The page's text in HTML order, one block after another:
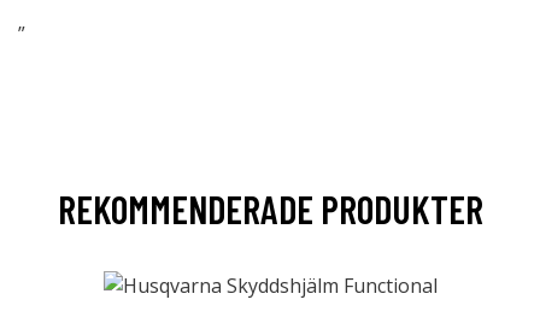
”
REKOMMENDERADE PRODUKTER